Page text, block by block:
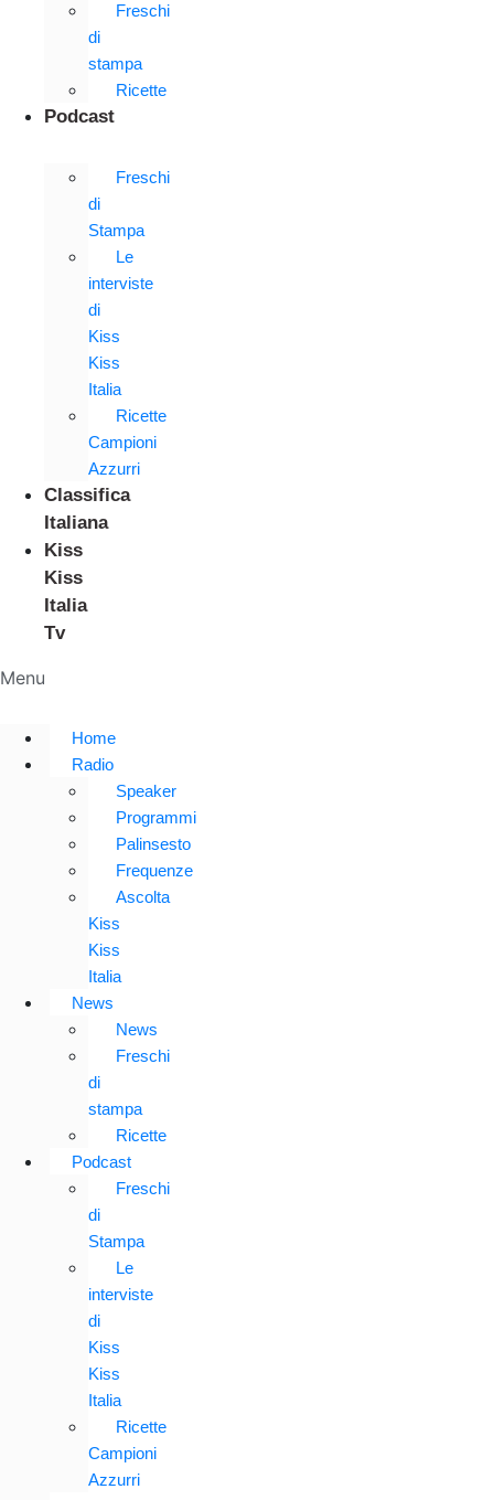
Freschi
di
stampa
Ricette
Podcast
Freschi
di
Stampa
Le
interviste
di
Kiss
Kiss
Italia
Ricette
Campioni
Azzurri
Classifica
Italiana
Kiss
Kiss
Italia
Tv
Menu
Home
Radio
Speaker
Programmi
Palinsesto
Frequenze
Ascolta
Kiss
Kiss
Italia
News
News
Freschi
di
stampa
Ricette
Podcast
Freschi
di
Stampa
Le
interviste
di
Kiss
Kiss
Italia
Ricette
Campioni
Azzurri